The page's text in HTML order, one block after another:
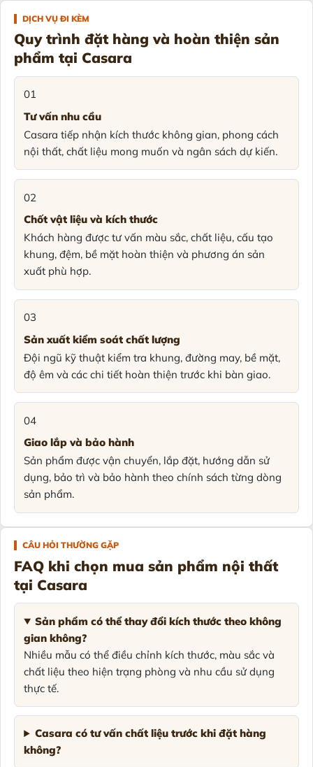
DỊCH VỤ ĐI KÈM
Quy trình đặt hàng và hoàn thiện sản
phẩm tại Casara
01
Tư vấn nhu cầu
Casara tiếp nhận kích thước không gian, phong cách
nội thất, chất liệu mong muốn và ngân sách dự kiến.
02
Chốt vật liệu và kích thước
Khách hàng được tư vấn màu sắc, chất liệu, cấu tạo
khung, đệm, bề mặt hoàn thiện và phương án sản
xuất phù hợp.
03
Sản xuất kiểm soát chất lượng
Đội ngũ kỹ thuật kiểm tra khung, đường may, bề mặt,
độ êm và các chi tiết hoàn thiện trước khi bàn giao.
04
Giao lắp và bảo hành
Sản phẩm được vận chuyển, lắp đặt, hướng dẫn sử
dụng, bảo trì và bảo hành theo chính sách từng dòng
sản phẩm.
CÂU HỎI THƯỜNG GẶP
FAQ khi chọn mua sản phẩm nội thất
tại Casara
Sản phẩm có thể thay đổi kích thước theo không
gian không?
Nhiều mẫu có thể điều chỉnh kích thước, màu sắc và
chất liệu theo hiện trạng phòng và nhu cầu sử dụng
thực tế.
Casara có tư vấn chất liệu trước khi đặt hàng
không?